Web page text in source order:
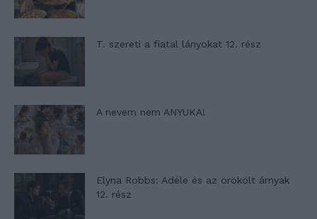
T. szereti a fiatal lányokat 12. rész
A nevem nem ANYUKA!
Elyna Robbs: Adéle és az örökölt árnyak
12. rész